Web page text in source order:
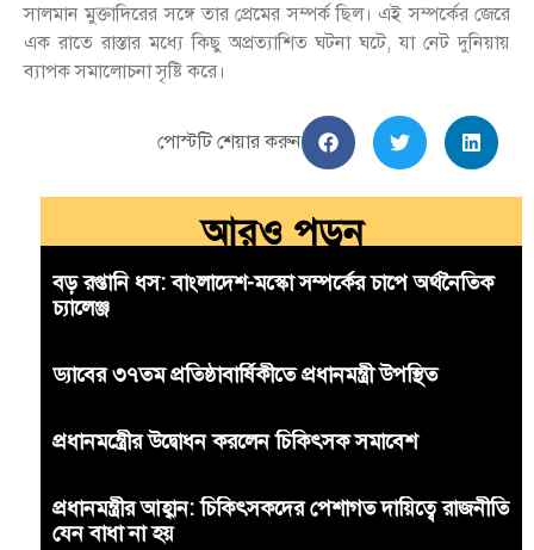
সালমান মুক্তাদিরের সঙ্গে তার প্রেমের সম্পর্ক ছিল। এই সম্পর্কের জেরে
এক রাতে রাস্তার মধ্যে কিছু অপ্রত্যাশিত ঘটনা ঘটে, যা নেট দুনিয়ায়
ব্যাপক সমালোচনা সৃষ্টি করে।
পোস্টটি শেয়ার করুন
আরও পড়ুন
বড় রপ্তানি ধস: বাংলাদেশ-মস্কো সম্পর্কের চাপে অর্থনৈতিক
চ্যালেঞ্জ
ড্যাবের ৩৭তম প্রতিষ্ঠাবার্ষিকীতে প্রধানমন্ত্রী উপস্থিত
প্রধানমন্ত্রীের উদ্বোধন করলেন চিকিৎসক সমাবেশ
প্রধানমন্ত্রীর আহ্বান: চিকিৎসকদের পেশাগত দায়িত্বে রাজনীতি
যেন বাধা না হয়